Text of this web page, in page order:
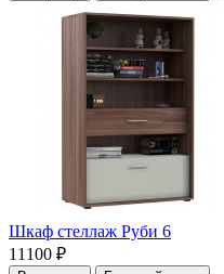
Шкаф стеллаж Руби 6
11100 ₽